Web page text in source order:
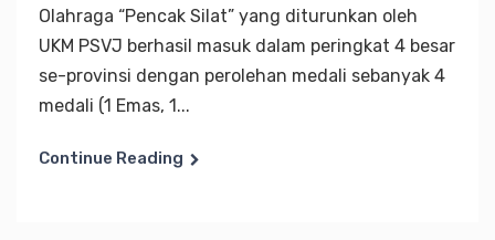
Olahraga “Pencak Silat” yang diturunkan oleh
UKM PSVJ berhasil masuk dalam peringkat 4 besar
se-provinsi dengan perolehan medali sebanyak 4
medali (1 Emas, 1...
Continue Reading